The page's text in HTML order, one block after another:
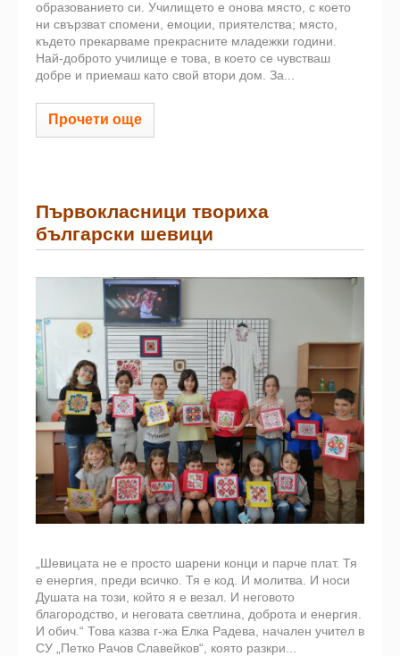
образованието си. Училището е онова място, с което
ни свързват спомени, емоции, приятелства; място,
където прекарваме прекрасните младежки години.
Най-доброто училище е това, в което се чувстваш
добре и приемаш като свой втори дом. За...
Прочети още
Първокласници твориха
български шевици
„Шевицата не е просто шарени конци и парче плат. Тя
е енергия, преди всичко. Тя е код. И молитва. И носи
Душата на този, който я е везал. И неговото
благородство, и неговата светлина, доброта и енергия.
И обич.“ Това казва г-жа Елка Радева, начален учител в
СУ „Петко Рачов Славейков“, която разкри...